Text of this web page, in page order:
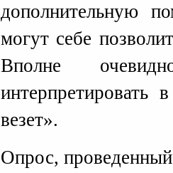
дополнительную
могут себе
Вполне
везет».
Опрос,